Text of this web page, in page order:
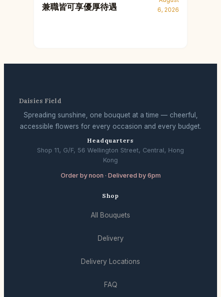
兼職皆可享優厚待遇
6, 2026
Daisies Field
Spreading sunshine, one bouquet at a time — cheerful,
accessible flowers for every occasion and every budget.
Headquarters
Shop 11, G/F, 56 Wellington Street, Central, Hong
Kong
Order by noon · Delivered by 6pm
Shop
All Bouquets
Delivery
Delivery Locations
FAQ